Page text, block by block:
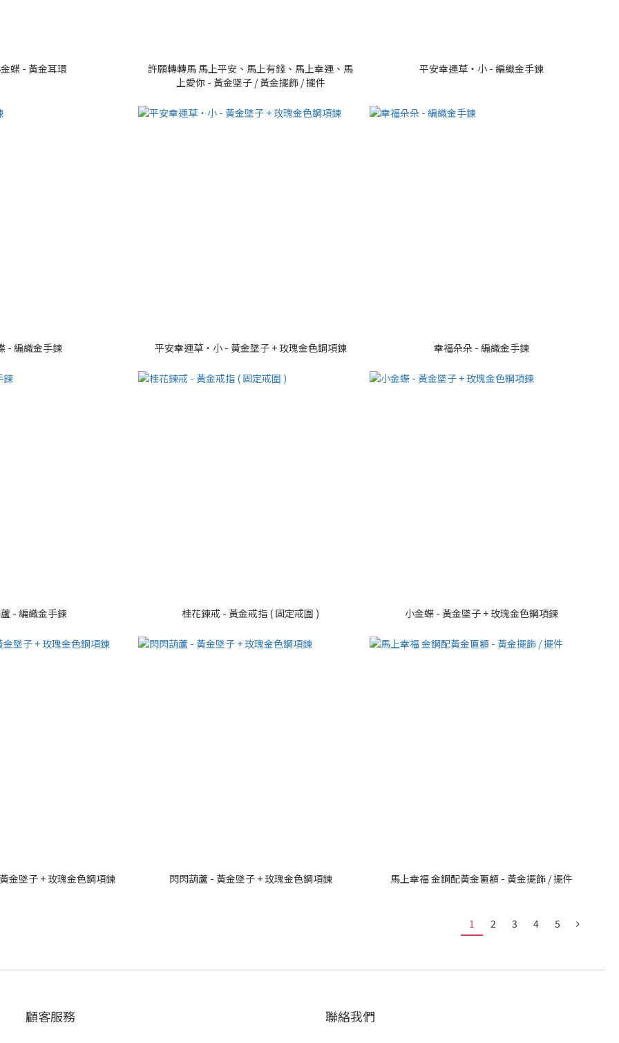
蝶 - 黃金耳環
許願轉轉馬 馬上平安、馬上有錢、馬上幸運、馬
上愛你 - 黃金墜子 / 黃金擺飾 / 擺件
平安幸運草・小 - 編織金手鍊
- 編織金手鍊 平安幸運草・小 - 黃金墜子 + 玫瑰金色鋼項鍊 幸福朵朵 - 編織金手鍊
- 編織金手鍊 桂花鍊戒 - 黃金戒指 ( 固定戒圍 ) 小金蝶 - 黃金墜子 + 玫瑰金色鋼項鍊
金墜子 + 玫瑰金色鋼項鍊 閃閃葫蘆 - 黃金墜子 + 玫瑰金色鋼項鍊 馬上幸福 金鋼配黃金匾額 - 黃金擺飾 / 擺件
1 2 3 4 5
顧客服務 聯絡我們